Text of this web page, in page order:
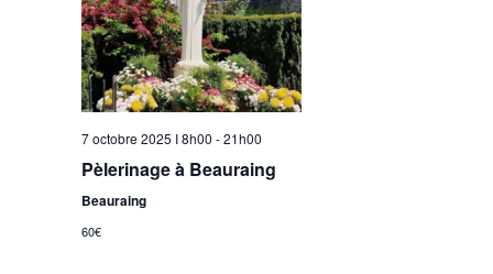
7 octobre 2025 I 8h00 -21h00
Pèlerinage à Beauraing
Beauraing
60€